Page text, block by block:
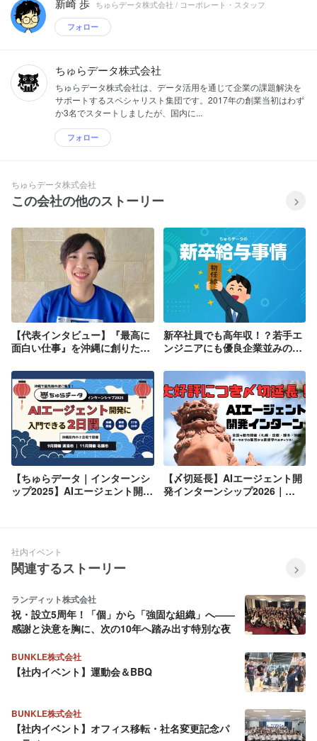
ちゅらデータ株式会社 / コーポレート・スタッフ
フォロー
ちゅらデータ株式会社
ちゅらデータ株式会社は、データ活用を通じて企業の課題解決を
サポートするスペシャリスト集団です。2017年の創業当初はわず
か3名でスタートしましたが、国内に...
フォロー
ちゅらデータ株式会社
この会社の他のストーリー
【代表インタビュー】『最高に
面白い仕事』を沖縄に創りた
これから
新卒社員でも高年収！？若手エ
ンジニアにも優良企業並みの待
【ちゅらデータ｜インターンシ
ップ2025】AIエージェント開発
【〆切延長】AIエージェント開
発インターンシップ2026｜
社内イベント
関連するストーリー
ランディット株式会社
祝・設立5周年！「個」から「強固な組織」へ――
感謝と決意を胸に、次の10年へ踏み出す特別な夜
BUNKLE株式会社
【社内イベント】運動会＆BBQ
BUNKLE株式会社
【社内イベント】オフィス移転・社名変更記念パ